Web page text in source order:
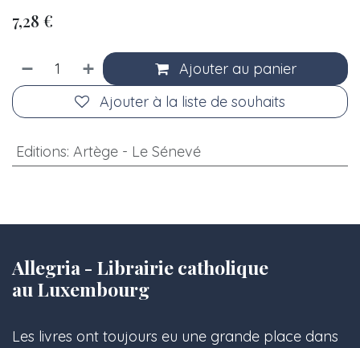
7,28 €
Ajouter au panier
Ajouter à la liste de souhaits
Editions: Artège - Le Sénevé
Allegria - Librairie catholique
au Luxembourg
Les livres ont toujours eu une grande place dans